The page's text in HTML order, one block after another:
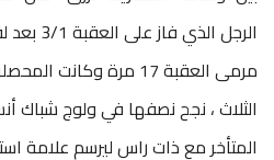
الرجل
الثلاث ، نجح نصفها في ولوج شباك
المتأخر مع ذات راس ليرسم علامة